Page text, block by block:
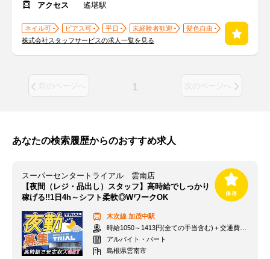
アクセス
遙堪駅
ネイル可 ピアス可 平日 未経験者歓迎
髪色自由
株式会社スタッフサービスの求人一覧を見る
前のページへ 1 次のページへ
あなたの検索履歴からのおすすめ求人
スーパーセンタートライアル 雲南店
【夜間（レジ・品出し）スタッフ】高時給でしっかり
稼げる!!1日4h～シフト柔軟◎WワークOK
木次線 加茂中駅
時給1050～1413円(全ての手当含む)＋交通費(月3万円まで)
アルバイト・パート
島根県雲南市